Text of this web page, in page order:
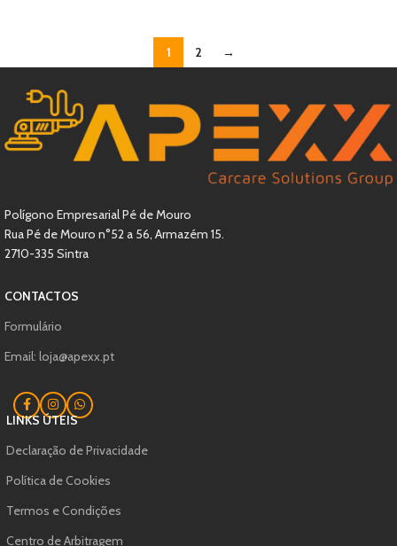
1 2 →
Polígono Empresarial Pé de Mouro
Rua Pé de Mouro n°52 a 56, Armazém 15.
2710-335 Sintra
CONTACTOS
Formulário
Email: loja@apexx.pt
LINKS ÚTEIS
Declaração de Privacidade
Política de Cookies
Termos e Condições
Centro de Arbitragem